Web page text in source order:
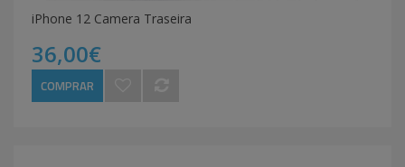
iPhone 12 Camera Traseira
36,00€
COMPRAR